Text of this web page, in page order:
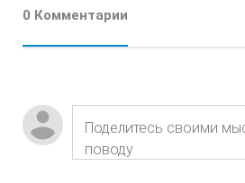
0 Комментарии